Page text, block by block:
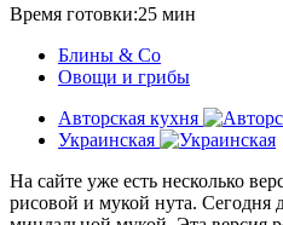
Время готовки:25 мин
Блины & Co
Овощи и грибы
Авторская кухня
Украинская
На сайте уже есть несколько
рисовой и мукой нута. Сегодня